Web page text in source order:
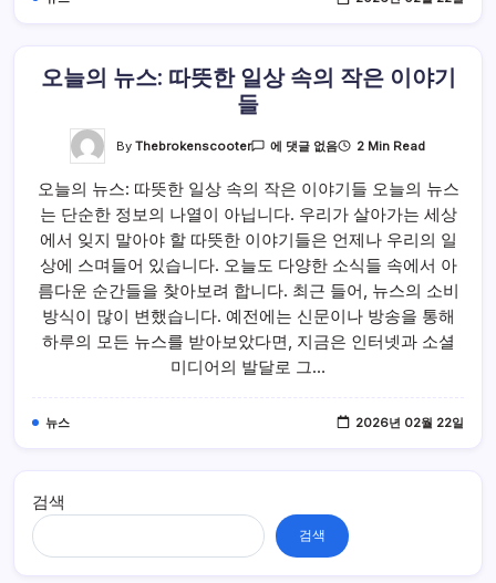
오늘의 뉴스: 따뜻한 일상 속의 작은 이야기
들
By Thebrokenscooter
오
뉴
스:
따
뜻
한
일
상
속
의
작
이
야
기
에 댓글 없음 2 Min Read
오늘의 뉴스: 따뜻한 일상 속의 작은 이야기들 오늘의 뉴스
는 단순한 정보의 나열이 아닙니다. 우리가 살아가는 세상
에서 잊지 말아야 할 따뜻한 이야기들은 언제나 우리의 일
상에 스며들어 있습니다. 오늘도 다양한 소식들 속에서 아
름다운 순간들을 찾아보려 합니다. 최근 들어, 뉴스의 소비
방식이 많이 변했습니다. 예전에는 신문이나 방송을 통해
하루의 모든 뉴스를 받아보았다면, 지금은 인터넷과 소셜
미디어의 발달로 그…
뉴스 2026년 02월 22일
검색
검색